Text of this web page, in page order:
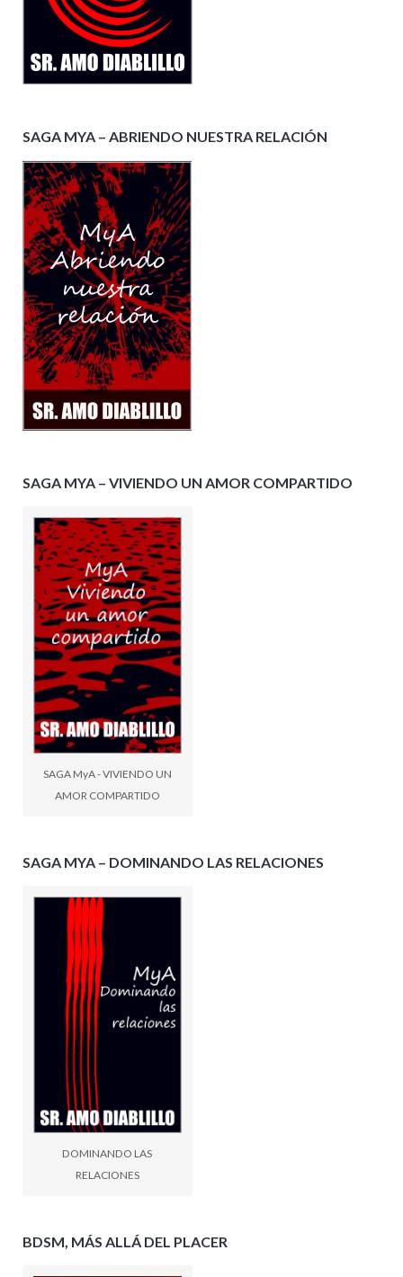
SAGA MYA – ABRIENDO NUESTRA RELACIÓN
SAGA MYA – VIVIENDO UN AMOR COMPARTIDO
SAGA MyA - VIVIENDO UN
AMOR COMPARTIDO
SAGA MYA – DOMINANDO LAS RELACIONES
DOMINANDO LAS
RELACIONES
BDSM, MÁS ALLÁ DEL PLACER